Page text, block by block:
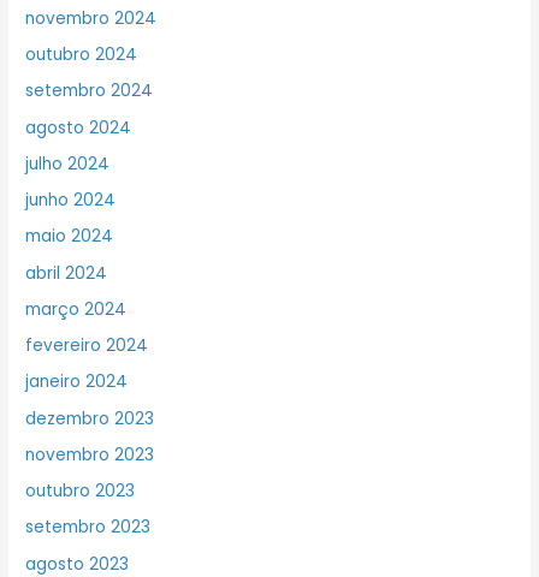
novembro 2024
outubro 2024
setembro 2024
agosto 2024
julho 2024
junho 2024
maio 2024
abril 2024
março 2024
fevereiro 2024
janeiro 2024
dezembro 2023
novembro 2023
outubro 2023
setembro 2023
agosto 2023